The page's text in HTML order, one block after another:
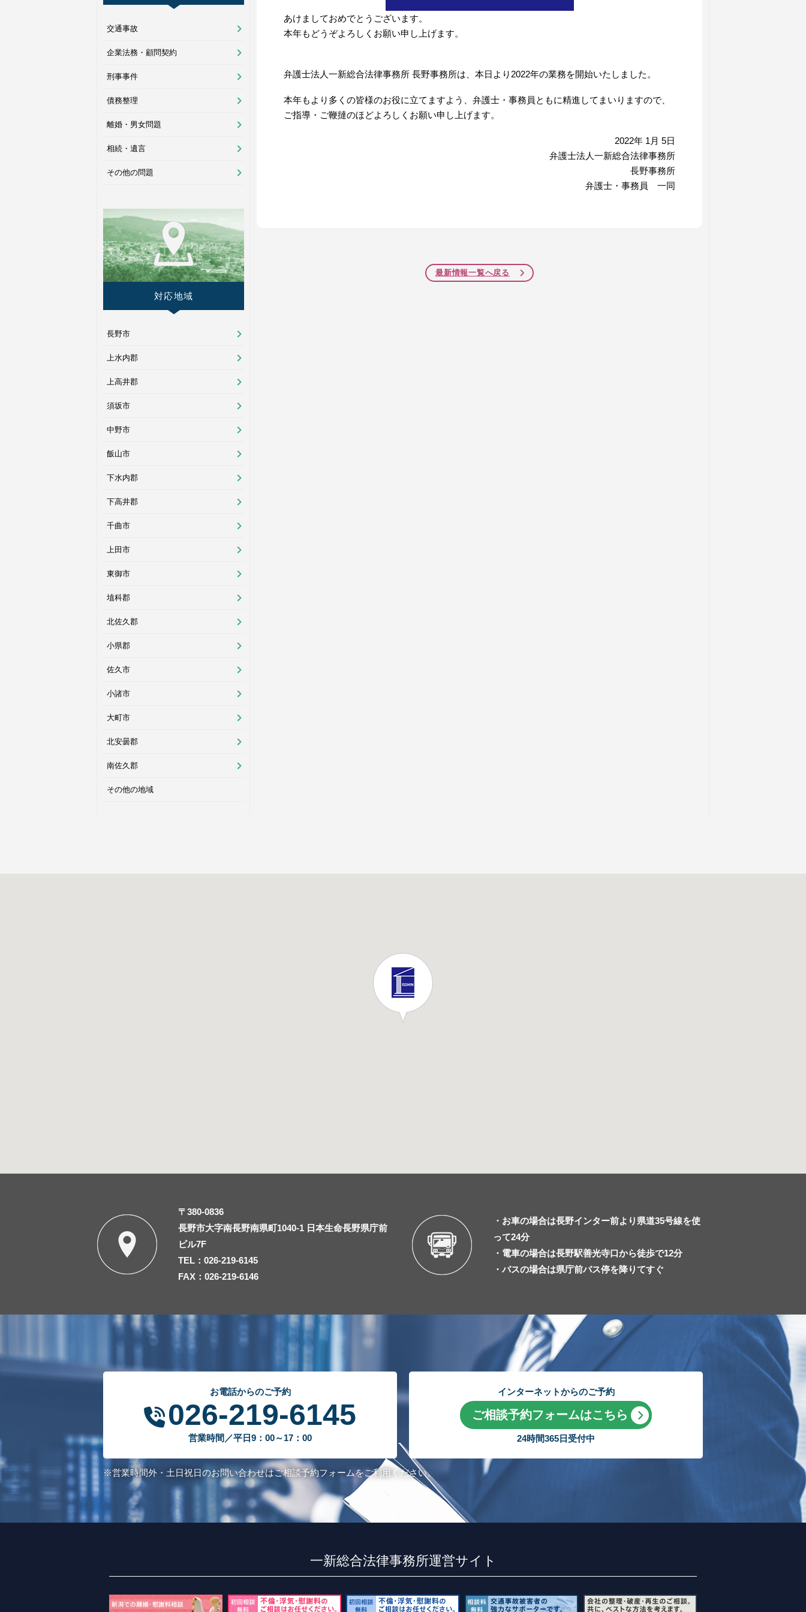
あけましておめでとうございます。
本年もどうぞよろしくお願い申し上げます。
弁護士法人一新総合法律事務所 長野事務所は、本日より2022年の業務を開始いたしました。
本年もより多くの皆様のお役に立てますよう、弁護士・事務員ともに精進してまいりますので、
ご指導・ご鞭撻のほどよろしくお願い申し上げます。
2022年 1月 5日
弁護士法人一新総合法律事務所
長野事務所
弁護士・事務員 一同
最新情報一覧へ戻る
交通事故
企業法務・顧問契約
刑事事件
債務整理
離婚・男女問題
相続・遺言
その他の問題
対応地域
長野市
上水内郡
上高井郡
須坂市
中野市
飯山市
下水内郡
下高井郡
千曲市
上田市
東御市
埴科郡
北佐久郡
小県郡
佐久市
小諸市
大町市
北安曇郡
南佐久郡
その他の地域
〒380-0836
長野市大字南長野南県町1040-1 日本生命長野県庁前
ビル7F
TEL：026-219-6145
FAX：026-219-6146
・お車の場合は長野インター前より県道35号線を使
って24分
・電車の場合は長野駅善光寺口から徒歩で12分
・バスの場合は県庁前バス停を降りてすぐ
お電話からのご予約
026-219-6145
営業時間／平日9：00～17：00
インターネットからのご予約
ご相談予約フォームはこちら
24時間365日受付中
※営業時間外・土日祝日のお問い合わせはご相談予約フォームをご利用ください。
一新総合法律事務所運営サイト